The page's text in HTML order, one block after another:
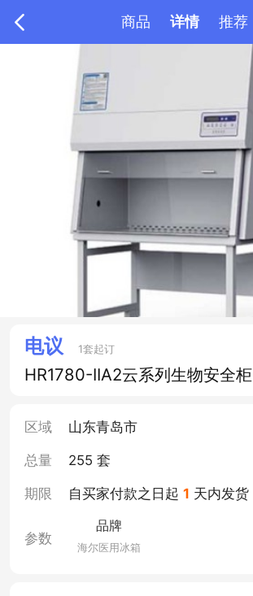
 商品 详情 推荐
电议 1套起订
HR1780-IIA2云系列生物安全柜
区域 山东青岛市
总量 255 套
期限 自买家付款之日起1 天内发货
参数
品牌
海尔医用冰箱